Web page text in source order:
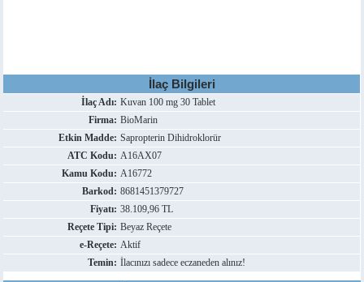
İlaç Bilgileri
İlaç Adı: Kuvan 100 mg 30 Tablet
Firma: BioMarin
Etkin Madde: Sapropterin Dihidroklorür
ATC Kodu: A16AX07
Kamu Kodu: A16772
Barkod: 8681451379727
Fiyatı: 38.109,96 TL
Reçete Tipi: Beyaz Reçete
e-Reçete: Aktif
Temin: İlacınızı sadece eczaneden alınız!